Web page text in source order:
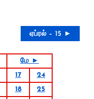
ஏப்ரல் – 15 ►
மே ►
17
24
18
25